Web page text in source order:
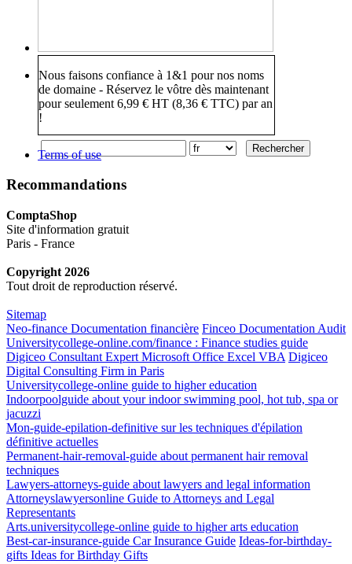
Nous faisons confiance à 1&1 pour nos noms
de domaine - Réservez le vôtre dès maintenant
pour seulement 6,99 € HT (8,36 € TTC) par an
!
Terms of use
Recommandations
ComptaShop
Site d'information gratuit
Paris - France
Copyright 2026
Tout droit de reproduction réservé.
Sitemap
Neo-finance Documentation financière Finceo Documentation Audit
Universitycollege-online.com/finance : Finance studies guide
Digiceo Consultant Expert Microsoft Office Excel VBA Digiceo
Digital Consulting Firm in Paris
Universitycollege-online guide to higher education
Indoorpoolguide about your indoor swimming pool, hot tub, spa or
jacuzzi
Mon-guide-epilation-definitive sur les techniques d'épilation
définitive actuelles
Permanent-hair-removal-guide about permanent hair removal
techniques
Lawyers-attorneys-guide about lawyers and legal information
Attorneyslawyersonline Guide to Attorneys and Legal
Representants
Arts.universitycollege-online guide to higher arts education
Best-car-insurance-guide Car Insurance Guide Ideas-for-birthday-
gifts Ideas for Birthday Gifts